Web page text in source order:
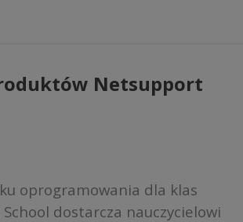
stronie
Netsupport
oprogramowania dla klas
dostarcza nauczycielowi